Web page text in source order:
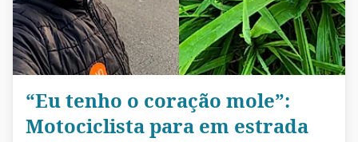
“Eu tenho o coração mole”:
Motociclista para em estrada